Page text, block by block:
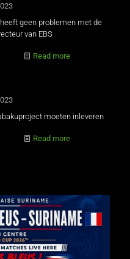
geen problemen met de
van EBS
Read more
moeten inleveren
Read more